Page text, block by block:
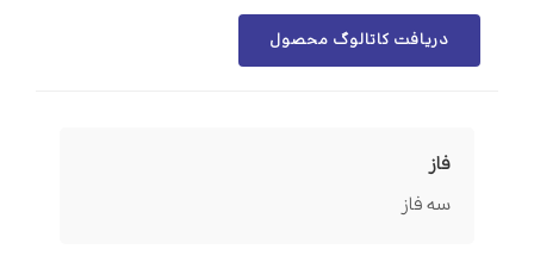
دریافت کاتالوگ محصول
فاز
سه فاز